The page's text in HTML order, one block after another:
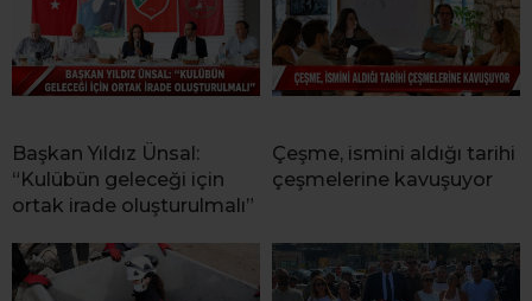
Başkan Yıldız Ünsal:
“Kulübün geleceği için
ortak irade oluşturulmalı”
Çeşme, ismini aldığı tarihi
çeşmelerine kavuşuyor